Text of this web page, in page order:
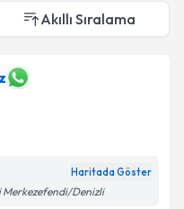
Akıllı Sıralama
Haritada Göster
Merkezefendi/Denizli